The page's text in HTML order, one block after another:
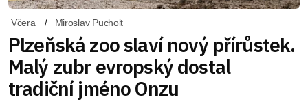
Včera Miroslav Pucholt
Plzeňská zoo slaví nový přírůstek.
Malý zubr evropský dostal
tradiční jméno Onzu